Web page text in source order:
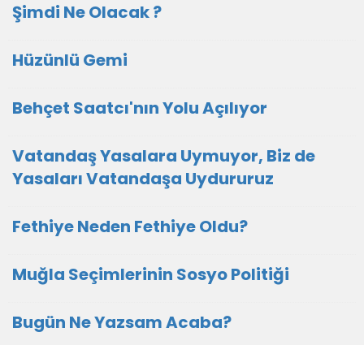
Şimdi Ne Olacak ?
Hüzünlü Gemi
Behçet Saatcı'nın Yolu Açılıyor
Vatandaş Yasalara Uymuyor, Biz de
Yasaları Vatandaşa Uydururuz
Fethiye Neden Fethiye Oldu?
Muğla Seçimlerinin Sosyo Politiği
Bugün Ne Yazsam Acaba?